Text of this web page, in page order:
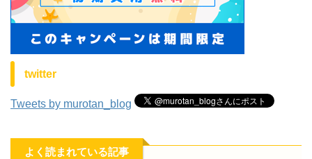
twitter
Tweets by murotan_blog
よく読まれている記事